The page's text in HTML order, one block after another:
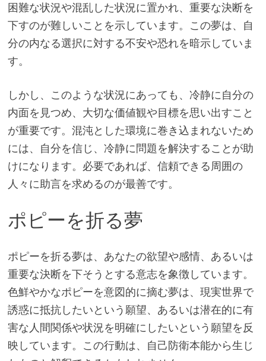
困難な状況や混乱した状況に置かれ、重要な決断を
下すのが難しいことを示しています。この夢は、自
分の内なる選択に対する不安や恐れを暗示していま
す。
しかし、このような状況にあっても、冷静に自分の
内面を見つめ、大切な価値観や目標を思い出すこと
が重要です。混沌とした環境に巻き込まれないため
には、自分を信じ、冷静に問題を解決することが助
けになります。必要であれば、信頼できる周囲の
人々に助言を求めるのが最善です。
ポピーを折る夢
ポピーを折る夢は、あなたの欲望や感情、あるいは
重要な決断を下そうとする意志を象徴しています。
色鮮やかなポピーを意図的に摘む夢は、現実世界で
誘惑に抵抗したいという願望、あるいは潜在的に有
害な人間関係や状況を明確にしたいという願望を反
映しています。この行動は、自己防衛本能から生じ